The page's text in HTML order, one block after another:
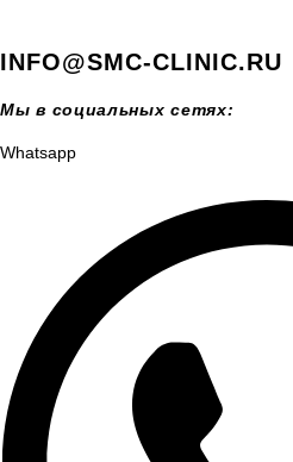
INFO@SMC-CLINIC.RU
Мы в социальных сетях:
Whatsapp